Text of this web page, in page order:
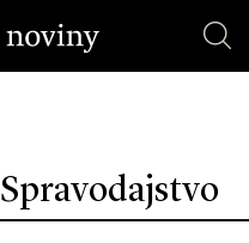
Spravodajstvo